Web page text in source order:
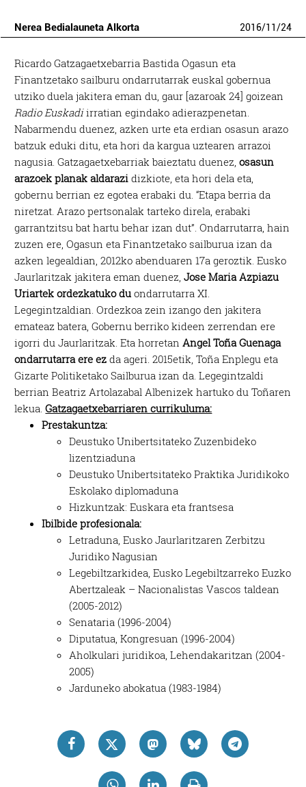
Nerea Bedialauneta Alkorta 2016/11/24
Ricardo Gatzagaetxebarria Bastida Ogasun eta
Finantzetako sailburu ondarrutarrak euskal gobernua
utziko duela jakitera eman du, gaur [azaroak 24] goizean
Radio Euskadiirratian egindako adierazpenetan.
Nabarmendu duenez, azken urte eta erdian osasun arazo
batzuk eduki ditu, eta hori da kargua uztearen arrazoi
nagusia. Gatzagaetxebarriak baieztatu duenez,osasun
arazoek planak aldarazi dizkiote, eta hori dela eta,
gobernu berrian ez egotea erabaki du. “Etapa berria da
niretzat. Arazo pertsonalak tarteko direla, erabaki
garrantzitsu bat hartu behar izan dut”. Ondarrutarra, hain
zuzen ere, Ogasun eta Finantzetako sailburua izan da
azken legealdian, 2012ko abenduaren 17a geroztik. Eusko
Jaurlaritzak jakitera eman duenez,Jose Maria Azpiazu
Uriartek ordezkatuko du ondarrutarra XI.
Legegintzaldian. Ordezkoa zein izango den jakitera
emateaz batera, Gobernu berriko kideen zerrendan ere
igorri du Jaurlaritzak. Eta horretanAngel Toña Guenaga
ondarrutarra ere ez da ageri. 2015etik, Toña Enplegu eta
Gizarte Politiketako Sailburua izan da. Legegintzaldi
berrian Beatriz Artolazabal Albenizek hartuko du Toñaren
lekua.Gatzagaetxebarriaren currikuluma:
Prestakuntza:
Deustuko Unibertsitateko Zuzenbideko
lizentziaduna
Deustuko Unibertsitateko Praktika Juridikoko
Eskolako diplomaduna
Hizkuntzak: Euskara eta frantsesa
Ibilbide profesionala:
Letraduna, Eusko Jaurlaritzaren Zerbitzu
Juridiko Nagusian
Legebiltzarkidea, Eusko Legebiltzarreko Euzko
Abertzaleak – Nacionalistas Vascos taldean
(2005-2012)
Senataria (1996-2004)
Diputatua, Kongresuan (1996-2004)
Aholkulari juridikoa, Lehendakaritzan (2004-
2005)
Jarduneko abokatua (1983-1984)